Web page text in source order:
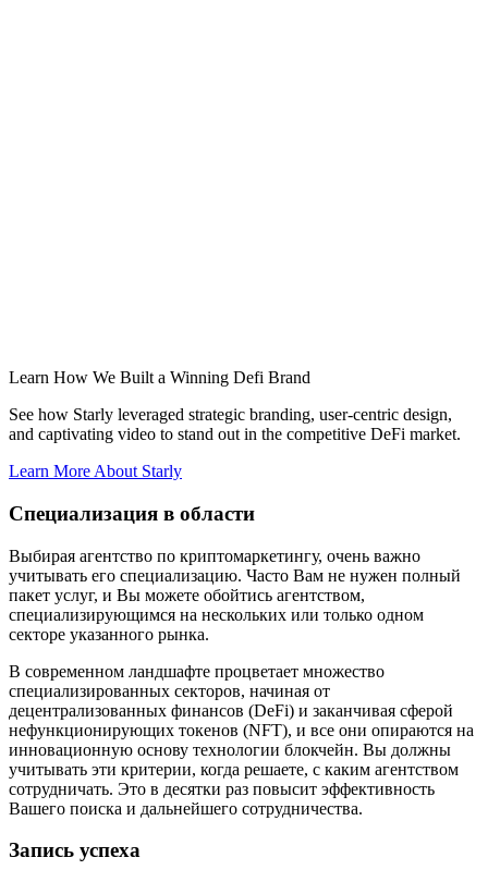
Learn How We Built a Winning Defi Brand
See how Starly leveraged strategic branding, user-centric design,
and captivating video to stand out in the competitive DeFi market.
Learn More About Starly
Специализация в области
Выбирая агентство по криптомаркетингу, очень важно
учитывать его специализацию. Часто Вам не нужен полный
пакет услуг, и Вы можете обойтись агентством,
специализирующимся на нескольких или только одном
секторе указанного рынка.
В современном ландшафте процветает множество
специализированных секторов, начиная от
децентрализованных финансов (DeFi) и заканчивая сферой
нефункционирующих токенов (NFT), и все они опираются на
инновационную основу технологии блокчейн. Вы должны
учитывать эти критерии, когда решаете, с каким агентством
сотрудничать. Это в десятки раз повысит эффективность
Вашего поиска и дальнейшего сотрудничества.
Запись успеха